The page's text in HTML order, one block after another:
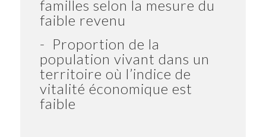
familles selon la mesure du
faible revenu
- Proportion de la
population vivant dans un
territoire où l’indice de
vitalité économique est
faible